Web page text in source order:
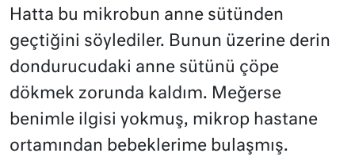
Hatta bu mikrobun anne sütünden
geçtiğini söylediler. Bunun üzerine derin
dondurucudaki anne sütünü çöpe
dökmek zorunda kaldım. Meğerse
benimle ilgisi yokmuş, mikrop hastane
ortamından bebeklerime bulaşmış.